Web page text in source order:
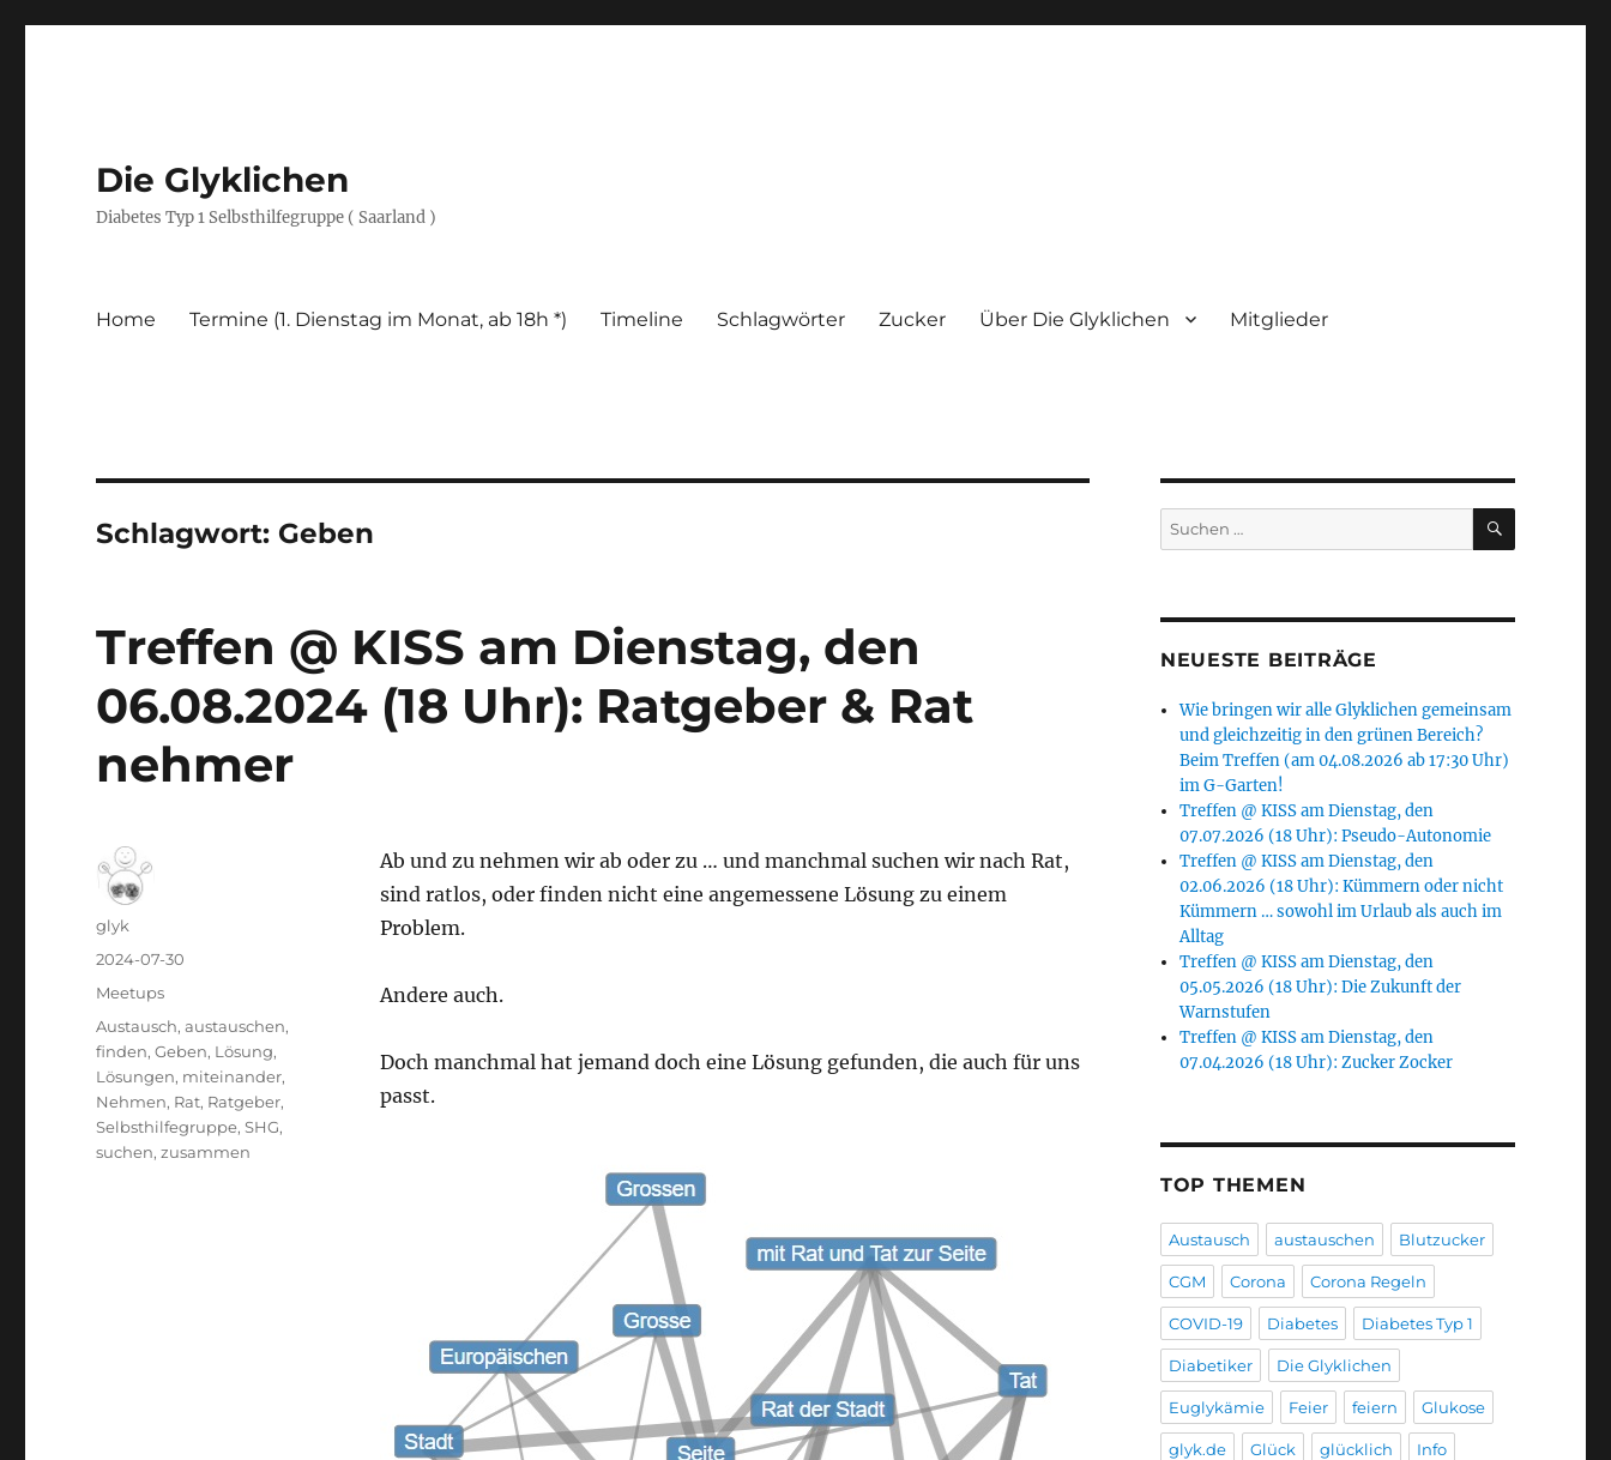
Die Glyklichen
Diabetes Typ 1 Selbsthilfegruppe ( Saarland )
Home Termine (1. Dienstag im Monat, ab 18h *) Timeline Schlagwörter Zucker Über Die Glyklichen Mitglieder
Schlagwort: Geben
Treffen @ KISS am Dienstag, den
06.08.2024 (18 Uhr): Ratgeber & Rat
nehmer
Ab und zu nehmen wir ab oder zu … und manchmal suchen wir nach Rat,
sind ratlos, oder finden nicht eine angemessene Lösung zu einem
Problem.
Andere auch.
Doch manchmal hat jemand doch eine Lösung gefunden, die auch für uns
passt.
Autor
glyk
Veröffentlicht
2024-07-30
Kategorien
Meetups
Schlagwörter
Austausch,austauschen,
finden,Geben, Lösung,
Lösungen, miteinander,
Nehmen, Rat, Ratgeber,
Selbsthilfegruppe,SHG,
suchen,zusammen
Suchen
nach:
SUCHEN
NEUESTE BEITRÄGE
Wie bringen wir alle Glyklichen gemeinsam
und gleichzeitig in den grünen Bereich?
Beim Treffen (am 04.08.2026 ab 17:30 Uhr)
im G-Garten!
Treffen @ KISS am Dienstag, den
07.07.2026 (18 Uhr): Pseudo-Autonomie
Treffen @ KISS am Dienstag, den
02.06.2026 (18 Uhr): Kümmern oder nicht
Kümmern … sowohl im Urlaub als auch im
Alltag
Treffen @ KISS am Dienstag, den
05.05.2026 (18 Uhr): Die Zukunft der
Warnstufen
Treffen @ KISS am Dienstag, den
07.04.2026 (18 Uhr): Zucker Zocker
TOP THEMEN
Austausch austauschen Blutzucker
CGM Corona Corona Regeln
COVID-19 Diabetes Diabetes Typ 1
Diabetiker Die Glyklichen
Euglykämie Feier feiern Glukose
glyk.de Glück glücklich Info